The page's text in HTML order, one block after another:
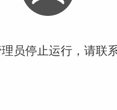
员停止运行，请联